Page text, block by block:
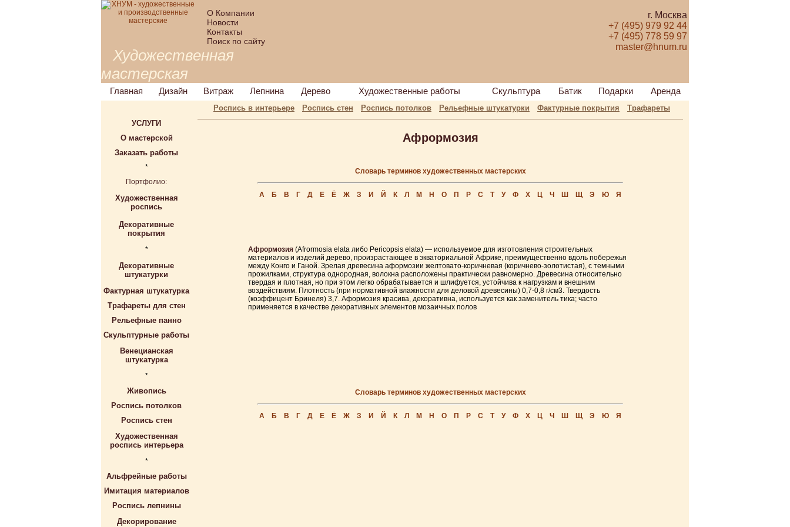
О Компании
Новости
Контакты
Поиск по сайту
г. Москва
+7 (495) 979 92 44
+7 (495) 778 59 97
master@hnum.ru
Художественная
мастерская
Главная Дизайн Витраж Лепнина Дерево Художественные работы Скульптура Батик Подарки Аренда
Роспись в интерьере Роспись стен Роспись потолков Рельефные штукатурки Фактурные покрытия
Трафареты
УСЛУГИ
О мастерской
Заказать работы
*
Портфолио:
Художественная
роспись
Декоративные
покрытия
*
Декоративные
штукатурки
Фактурная штукатурка
Трафареты для стен
Рельефные панно
Скульптурные работы
Венецианская
штукатурка
*
Живопись
Роспись потолков
Роспись стен
Художественная
роспись интерьера
*
Альфрейные работы
Имитация материалов
Роспись лепнины
Декорирование
Афрормозия
Словарь терминов художественных мастерских
А Б В Г Д Е Ё Ж З И Й К Л М Н О П Р С Т У Ф Х Ц Ч Ш Щ Э Ю Я
Афрормозия (Afrormosia elata либо Pericopsis elata) — используемое для изготовления строительных
материалов и изделий дерево, произрастающее в экваториальной Африке, преимущественно вдоль побережья
между Конго и Ганой. Зрелая древесина аформозии желтовато-коричневая (коричнево-золотистая), с темными
прожилками, структура однородная, волокна расположены практически равномерно. Древесина относительно
твердая и плотная, но при этом легко обрабатывается и шлифуется, устойчива к нагрузкам и внешним
воздействиям. Плотность (при нормативной влажности для деловой древесины) 0,7-0,8 г/см3. Твердость
(коэффицент Бринеля) 3,7. Аформозия красива, декоративна, используется как заменитель тика; часто
применяется в качестве декоративных элементов мозаичных полов
Словарь терминов художественных мастерских
А Б В Г Д Е Ё Ж З И Й К Л М Н О П Р С Т У Ф Х Ц Ч Ш Щ Э Ю Я